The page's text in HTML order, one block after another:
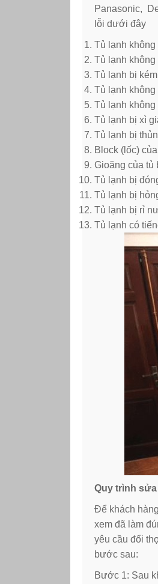
Panasonic,
lỗi dưới đây
Tủ lạnh không
Tủ lạnh không
Tủ lạnh bị
Tủ lạnh không
Tủ lạnh không
Tủ lạnh bị xì
Tủ lạnh bị
Block (lốc)
Gioăng của tủ
Tủ lạnh bị
Tủ lạnh bị
Tủ lạnh bị rỉ
Tủ lạnh có
Quy trình
Để khách
xem đã làm
yêu cầu đổi
bước sau:
Bước 1: Sau